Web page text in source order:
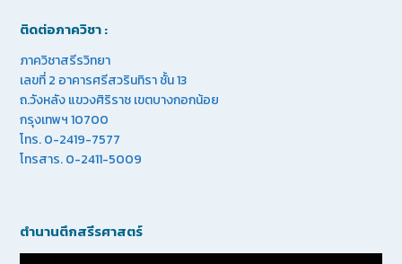
ติดต่อภาควิชา :
ภาควิชาสรีรวิทยา
เลขที่ 2 อาคารศรีสวรินทิรา ชั้น 13
ถ.วังหลัง แขวงศิริราช เขตบางกอกน้อย
กรุงเทพฯ 10700
โทร. 0-2419-7577
โทรสาร. 0-2411-5009
ตำนานตึกสรีรศาสตร์